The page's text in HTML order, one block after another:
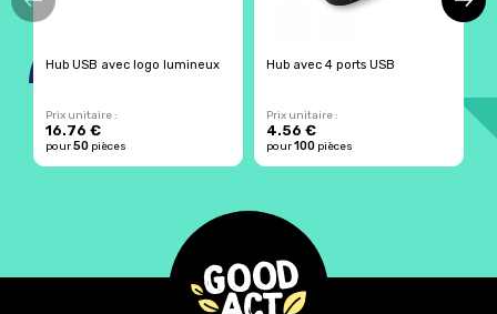
Hub USB avec logo lumineux
Prix unitaire :
16.76 €
pour50 pièces
Hub avec 4 ports USB
Prix unitaire :
4.56 €
pour100 pièces